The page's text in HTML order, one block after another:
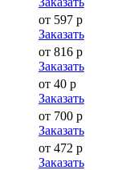
от 597 р
Заказать
от 816 р
Заказать
от 40 р
Заказать
от 700 р
Заказать
от 472 р
Заказать